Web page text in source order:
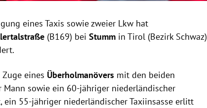
eines Taxis sowie zweier Lkw hat
(B169) beiStumm in Tirol (Bezirk Schwaz)
eines Überholmanövers mit den beiden
sowie ein 60-jähriger niederländischer
ein 55-jähriger niederländischer Taxiinsasse erlitt